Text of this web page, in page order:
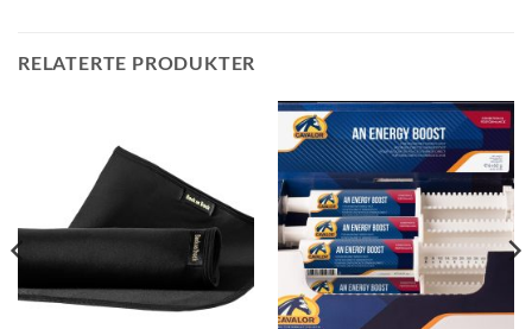
RELATERTE PRODUKTER